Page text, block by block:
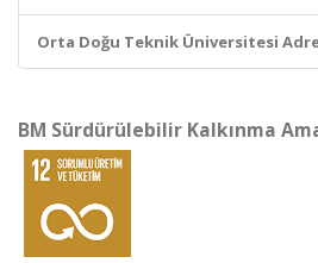
Orta Doğu Teknik Üniversitesi
BM Sürdürülebilir Kalkınma